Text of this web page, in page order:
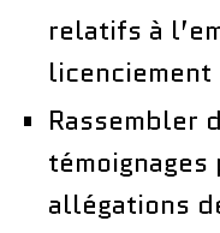
relatifs à
licenciement
Rassembler
allégations